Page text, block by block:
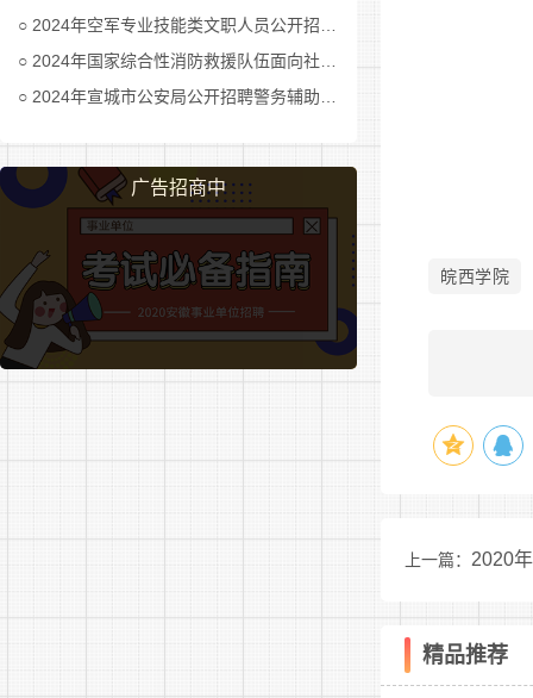
2024年空军专业技能类文职人员公开招考公告
2024年国家综合性消防救援队伍面向社会招录消防员公告
2024年宣城市公安局公开招聘警务辅助人员公告
广告招商中
3
旅
皖西学院
上一篇： 2020
精品推荐